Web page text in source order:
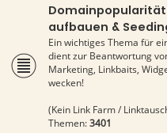
aufbauen &
Ein wichtiges Thema für
dient zur Beantwortung
Marketing, Linkbaits,
wecken!
(Kein Link Farm /
Themen:3401